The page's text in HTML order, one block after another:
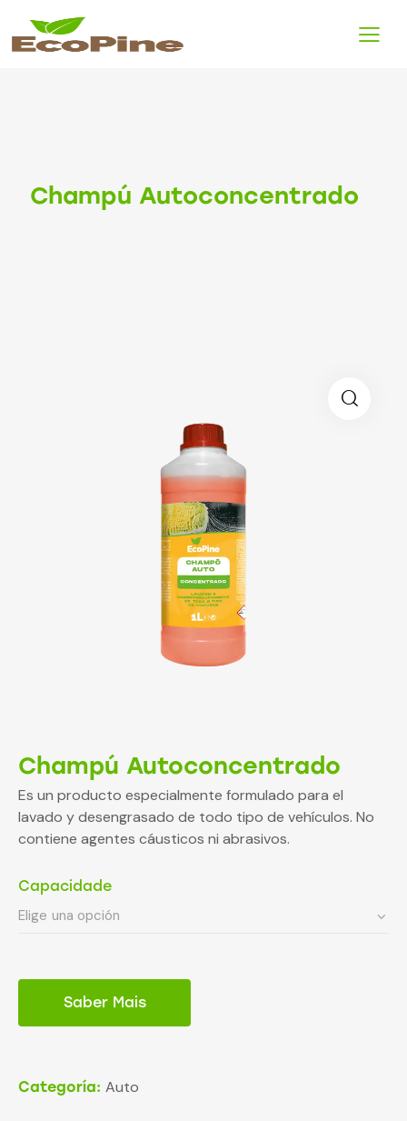
Champú Autoconcentrado
Champú Autoconcentrado
Es un producto especialmente formulado para el
lavado y desengrasado de todo tipo de vehículos. No
contiene agentes cáusticos ni abrasivos.
Capacidade
Saber Mais
Categoría: Auto